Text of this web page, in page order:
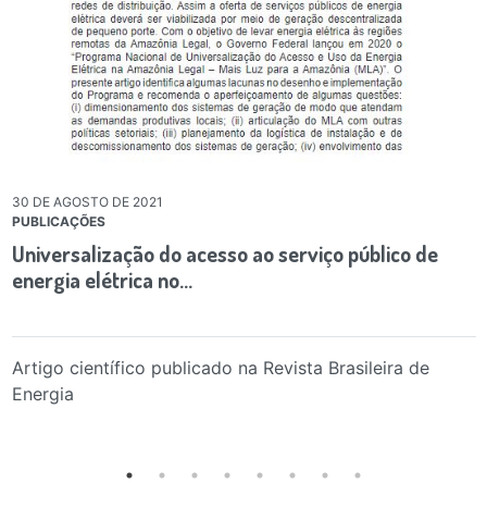
30 DE AGOSTO DE 2021
PUBLICAÇÕES
Universalização do acesso ao serviço público de
energia elétrica no…
Artigo científico publicado na Revista Brasileira de
Energia